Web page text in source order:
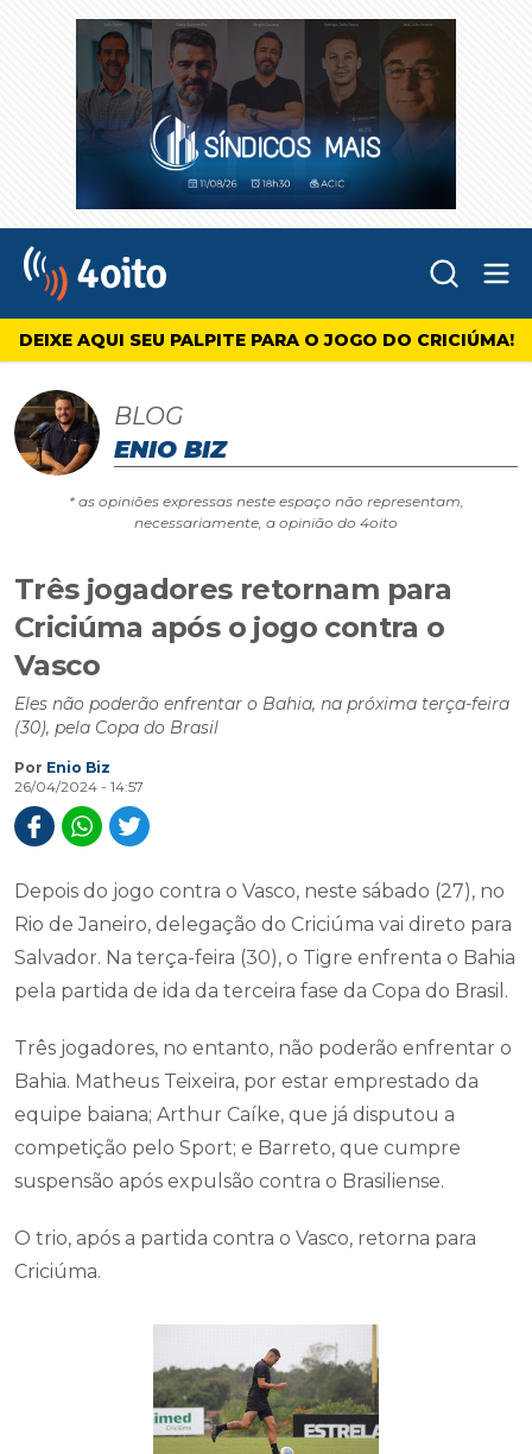
4oito
DEIXE AQUI SEU PALPITE PARA O JOGO DO CRICIÚMA!
BLOG
ENIO BIZ
* as opiniões expressas neste espaço não representam,
necessariamente, a opinião do 4oito
Três jogadores retornam para
Criciúma após o jogo contra o
Vasco
Eles não poderão enfrentar o Bahia, na próxima terça-feira
(30), pela Copa do Brasil
Por Enio Biz
26/04/2024 - 14:57
Depois do jogo contra o Vasco, neste sábado (27), no
Rio de Janeiro, delegação do Criciúma vai direto para
Salvador. Na terça-feira (30), o Tigre enfrenta o Bahia
pela partida de ida da terceira fase da Copa do Brasil.
Três jogadores, no entanto, não poderão enfrentar o
Bahia. Matheus Teixeira, por estar emprestado da
equipe baiana; Arthur Caíke, que já disputou a
competição pelo Sport; e Barreto, que cumpre
suspensão após expulsão contra o Brasiliense.
O trio, após a partida contra o Vasco, retorna para
Criciúma.